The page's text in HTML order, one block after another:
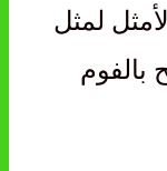
لمثل